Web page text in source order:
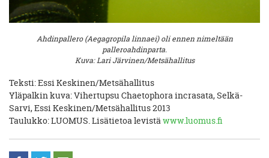
Ahdinpallero (Aegagropila linnaei) oli ennen nimeltään
palleroahdinparta.
Kuva: Lari Järvinen/Metsähallitus
Teksti: Essi Keskinen/Metsähallitus
Yläpalkin kuva: Vihertupsu Chaetophora incrasata, Selkä-
Sarvi, Essi Keskinen/Metsähallitus 2013
Taulukko: LUOMUS. Lisätietoa levistäwww.luomus.fi